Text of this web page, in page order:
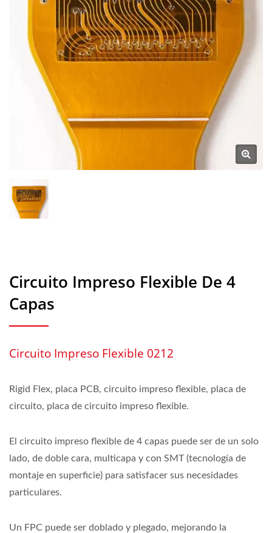
Circuito Impreso Flexible De 4
Capas
Circuito Impreso Flexible 0212
Rigid Flex, placa PCB, circuito impreso flexible, placa de
circuito, placa de circuito impreso flexible.
El circuito impreso flexible de 4 capas puede ser de un solo
lado, de doble cara, multicapa y con SMT (tecnología de
montaje en superficie) para satisfacer sus necesidades
particulares.
Un FPC puede ser doblado y plegado, mejorando la